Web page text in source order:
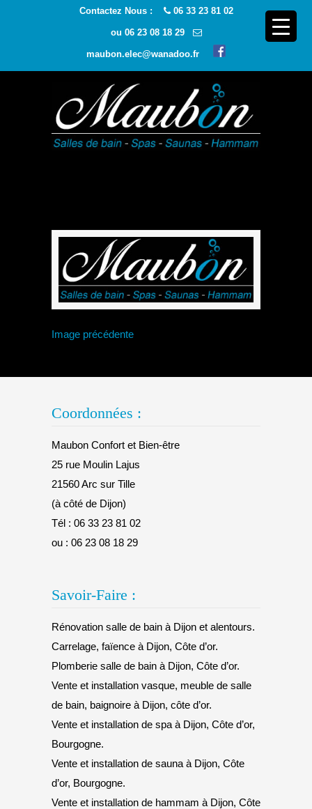
Contactez Nous : 06 33 23 81 02
ou 06 23 08 18 29
maubon.elec@wanadoo.fr
Image précédente
Coordonnées :
Maubon Confort et Bien-être
25 rue Moulin Lajus
21560 Arc sur Tille
(à côté de Dijon)
Tél : 06 33 23 81 02
ou : 06 23 08 18 29
Savoir-Faire :
Rénovation salle de bain à Dijon et alentours.
Carrelage, faïence à Dijon, Côte d’or.
Plomberie salle de bain à Dijon, Côte d’or.
Vente et installation vasque, meuble de salle
de bain, baignoire à Dijon, côte d’or.
Vente et installation de spa à Dijon, Côte d’or,
Bourgogne.
Vente et installation de sauna à Dijon, Côte
d’or, Bourgogne.
Vente et installation de hammam à Dijon, Côte